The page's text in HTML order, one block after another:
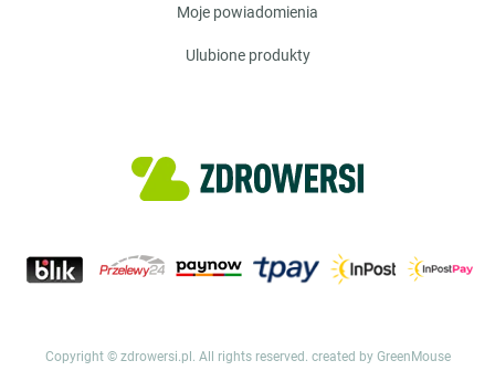
moje powiadomienia
ulubione produkty
Copyright © zdrowersi.pl. All rights reserved. created by GreenMouse